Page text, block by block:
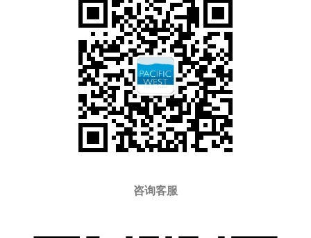
咨询客服